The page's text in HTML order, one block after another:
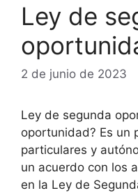
Ley de
2 de junio de 2023
Ley de segunda
oportunidad? Es un
particulares y
un acuerdo con los
en la Ley de